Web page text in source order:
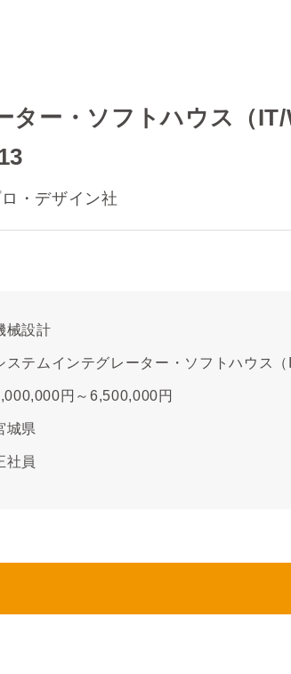
ター・ソフトハウス（
・デザイン社
械設計
ステムインテグレーター・ソフトハウス
円～6,500,000円
城県
社員